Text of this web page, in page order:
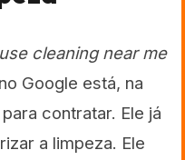
cleaning near me
Google está, na
contratar. Ele já
a limpeza. Ele